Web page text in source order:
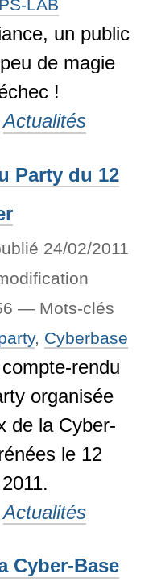
LAB
un public
de magie
!
Actualités
Party du 12
24/02/2011
— Mots-clés
, Cyberbase
rendu
organisée
de la Cyber-
le 12
Actualités
Cyber-Base